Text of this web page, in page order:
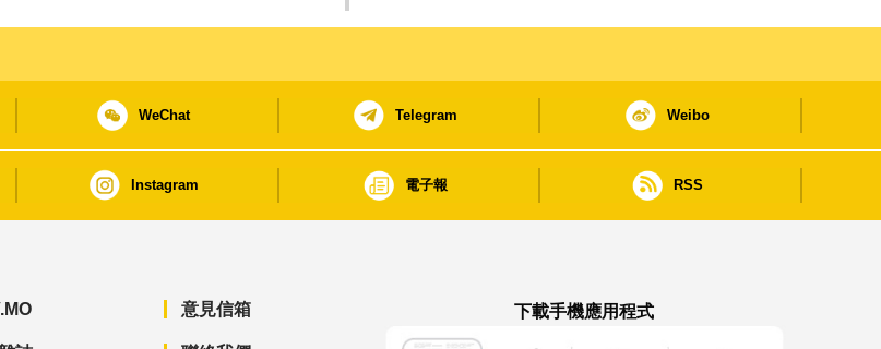
WeChat Telegram Weibo
Instagram 電子報 RSS
意見信箱
下載手機應用程式